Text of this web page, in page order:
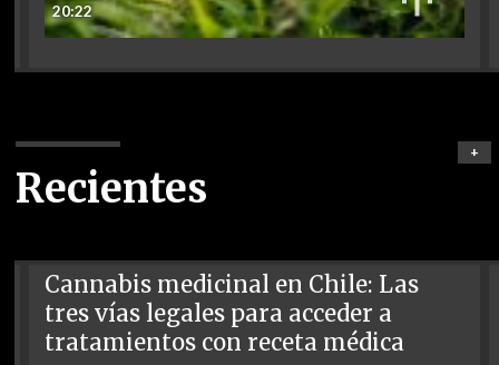
20:22
Recientes
+
Cannabis medicinal en Chile: Las
tres vías legales para acceder a
tratamientos con receta médica